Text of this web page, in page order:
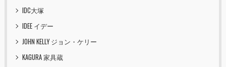
IDC大塚
IDEE イデー
JOHN KELLY ジョン・ケリー
KAGURA 家具蔵